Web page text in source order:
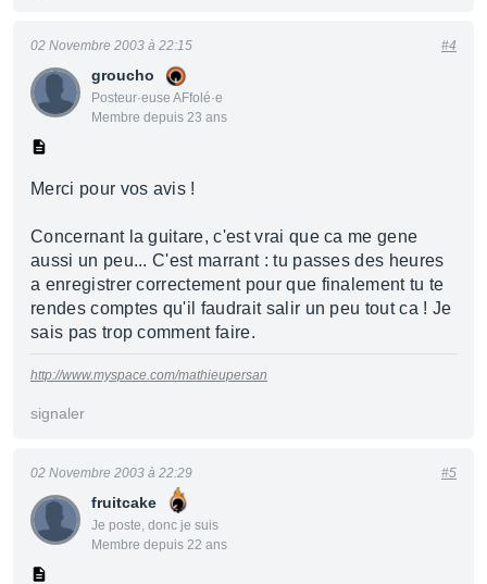
groucho
Posteur·euse AFfolé·e
Membre depuis 23 ans
02 Novembre 2003 à 22:15 #4
Merci pour vos avis !
Concernant la guitare, c'est vrai que ca me gene
aussi un peu... C'est marrant : tu passes des heures
a enregistrer correctement pour que finalement tu te
rendes comptes qu'il faudrait salir un peu tout ca ! Je
sais pas trop comment faire.
http://www.myspace.com/mathieupersan
signaler
fruitcake
Je poste, donc je suis
Membre depuis 22 ans
02 Novembre 2003 à 22:29 #5